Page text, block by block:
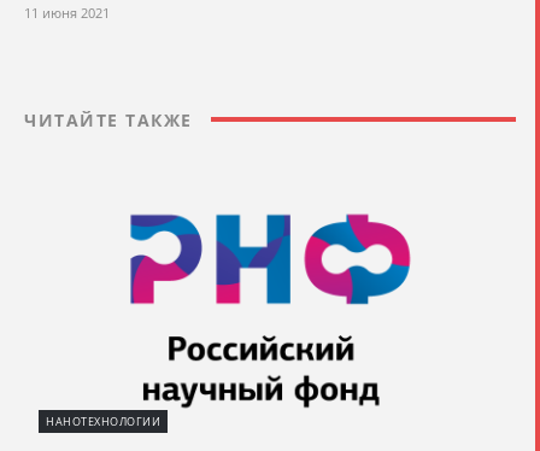
11 июня 2021
ЧИТАЙТЕ ТАКЖЕ
НАНОТЕХНОЛОГИИ